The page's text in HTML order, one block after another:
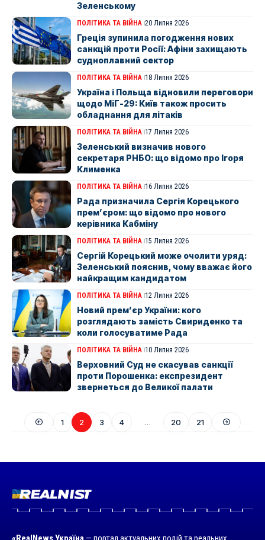
Зеленському
ПОЛІТИКА ТА ВІЙНА 20 Липня 2026
Греція зупинила погодження нових
санкцій проти Росії: Афіни захищають
судноплавний сектор
ПОЛІТИКА ТА ВІЙНА 18 Липня 2026
Україна і Польща відновили переговори
щодо МіГ-29: Київ також просить
обладнання для літаків
ПОЛІТИКА ТА ВІЙНА 17 Липня 2026
Зеленський визначив нового
секретаря РНБО: що відомо про Ігоря
Клименка
ПОЛІТИКА ТА ВІЙНА 16 Липня 2026
Рада призначила Сергія Корецького
прем’єром: що відомо про нового
керівника Кабміну
ПОЛІТИКА ТА ВІЙНА 15 Липня 2026
Сергій Корецький може очолити уряд:
Зеленський пояснив, чому вважає його
найкращим кандидатом
ПОЛІТИКА ТА ВІЙНА 12 Липня 2026
Новий прем’єр України: кого
розглядають замість Свириденко та
коли голосуватиме Рада
ПОЛІТИКА ТА ВІЙНА 10 Липня 2026
Верховний Суд не скасував санкції
проти Порошенка: експрезидент
звернеться до Великої палати
1 2 3 4 … 20 21